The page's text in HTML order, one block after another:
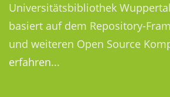
Universitätsbibliothek
basiert auf dem Repository-
und weiteren Open Source
erfahren...